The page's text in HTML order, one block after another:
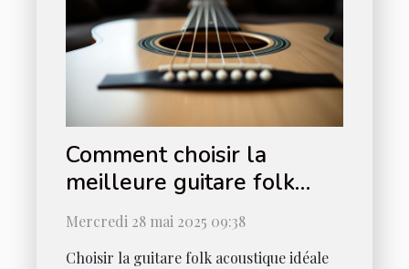
Comment choisir la
meilleure guitare folk
acoustique pour
débutants
Mercredi 28 mai 2025 09:38
Choisir la guitare folk acoustique idéale